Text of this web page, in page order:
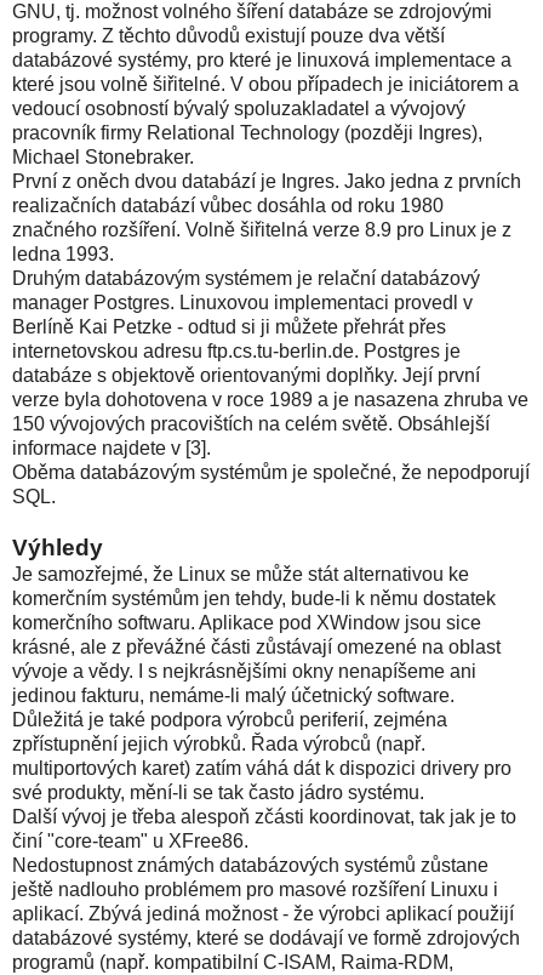
GNU, tj. možnost volného šíření databáze se zdrojovými
programy. Z těchto důvodů existují pouze dva větší
databázové systémy, pro které je linuxová implementace a
které jsou volně šiřitelné. V obou případech je iniciátorem a
vedoucí osobností bývalý spoluzakladatel a vývojový
pracovník firmy Relational Technology (později Ingres),
Michael Stonebraker.
První z oněch dvou databází je Ingres. Jako jedna z prvních
realizačních databází vůbec dosáhla od roku 1980
značného rozšíření. Volně šiřitelná verze 8.9 pro Linux je z
ledna 1993.
Druhým databázovým systémem je relační databázový
manager Postgres. Linuxovou implementaci provedl v
Berlíně Kai Petzke - odtud si ji můžete přehrát přes
internetovskou adresu ftp.cs.tu-berlin.de. Postgres je
databáze s objektově orientovanými doplňky. Její první
verze byla dohotovena v roce 1989 a je nasazena zhruba ve
150 vývojových pracovištích na celém světě. Obsáhlejší
informace najdete v [3].
Oběma databázovým systémům je společné, že nepodporují
SQL.
Výhledy
Je samozřejmé, že Linux se může stát alternativou ke
komerčním systémům jen tehdy, bude-li k němu dostatek
komerčního softwaru. Aplikace pod XWindow jsou sice
krásné, ale z převážné části zůstávají omezené na oblast
vývoje a vědy. I s nejkrásnějšími okny nenapíšeme ani
jedinou fakturu, nemáme-li malý účetnický software.
Důležitá je také podpora výrobců periferií, zejména
zpřístupnění jejich výrobků. Řada výrobců (např.
multiportových karet) zatím váhá dát k dispozici drivery pro
své produkty, mění-li se tak často jádro systému.
Další vývoj je třeba alespoň zčásti koordinovat, tak jak je to
činí "core-team" u XFree86.
Nedostupnost známých databázových systémů zůstane
ještě nadlouho problémem pro masové rozšíření Linuxu i
aplikací. Zbývá jediná možnost - že výrobci aplikací použijí
databázové systémy, které se dodávají ve formě zdrojových
programů (např. kompatibilní C-ISAM, Raima-RDM,